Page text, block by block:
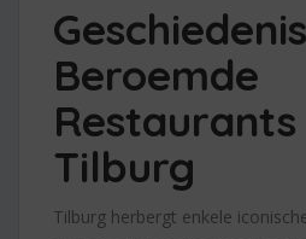
Beroemde
Restaurants
Tilburg
Tilburg herbergt enkele